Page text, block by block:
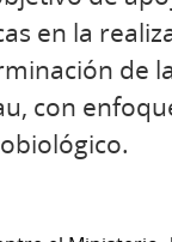
en la
de
con